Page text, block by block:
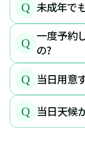
Q 未成年で
Q 一度予約
の?
Q 当日用意
Q 当日天候